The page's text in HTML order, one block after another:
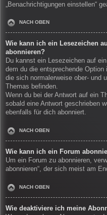
„Benachrichtigungen einstellen“
NACH OBEN
Wie kann ich ein Lesezeichen
abonnieren?
Du kannst ein Lesezeichen auf
dem du die entsprechende Option
die sich normalerweise ober- und
Themas befinden.
Wenn du bei der Antwort auf ein
sobald eine Antwort geschrieben
ebenfalls für dich abonniert.
NACH OBEN
Wie kann ich ein Forum
Um ein Forum zu abonnieren,
abonnieren“, der sich meist am
NACH OBEN
Wie deaktiviere ich meine